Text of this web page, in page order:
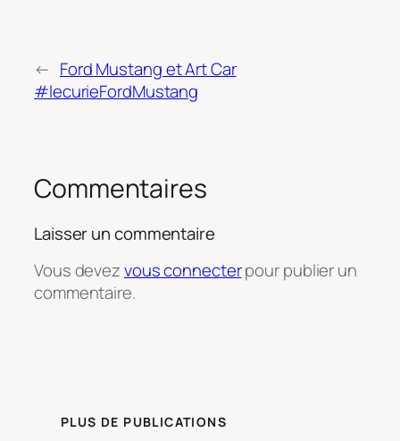
← Ford Mustang et Art Car
#lecurieFordMustang
Commentaires
Laisser un commentaire
Vous devezvous connecterpour publier un
commentaire.
PLUS DE PUBLICATIONS